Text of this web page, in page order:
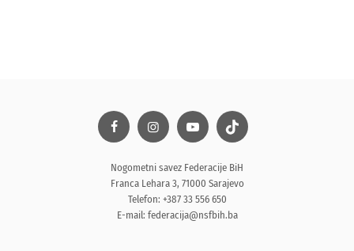
Nogometni savez Federacije BiH
Franca Lehara 3, 71000 Sarajevo
Telefon: +387 33 556 650
E-mail: federacija@nsfbih.ba